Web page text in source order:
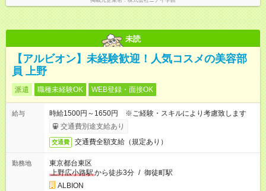
間帯や曜日でのシフト制
未読
【アルビオン】未経験歓迎！人気コスメの美容部
員 上野
派遣 職種未経験OK WEB登録・面接OK
給与
時給1500円～1650円 ※ご経験・スキルにより考慮致します
交通費別途支給あり
交通費 交通費全額支給（規定あり）
勤務地
東京都台東区
上野広小路駅から徒歩3分 / 御徒町駅
ALBION